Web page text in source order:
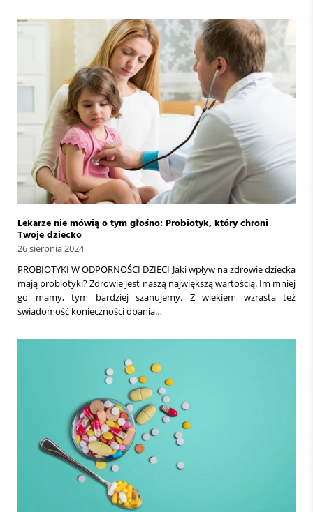
Lekarze nie mówią o tym głośno: Probiotyk, który chroni
Twoje dziecko
26 sierpnia 2024
PROBIOTYKI W ODPORNOŚCI DZIECI Jaki wpływ na zdrowie dziecka
mają probiotyki? Zdrowie jest naszą największą wartością. Im mniej
go mamy, tym bardziej szanujemy. Z wiekiem wzrasta też
świadomość konieczności dbania…